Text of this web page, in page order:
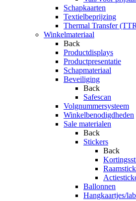
Schapkaarten
Textielbeprijzing
Thermal Transfer
Winkelmateriaal
Back
Productdisplays
Productpresentatie
Schapmateriaal
Beveiliging
Back
Safescan
Volgnummersysteem
Winkelbenodigdheden
Sale materialen
Back
Stickers
Back
Ballonnen
Hangkaartjes/